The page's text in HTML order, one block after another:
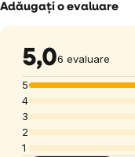
Adăugaţi o evaluare
5,06 evaluare
5
4
3
2
1